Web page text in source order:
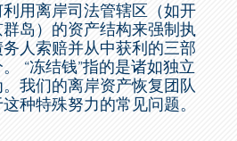
用离岸司法管辖区（如开
岛）的资产结构来强制执
人索赔并从中获利的三部
“冻结钱”指的是诸如独立
我们的离岸资产恢复团队
种特殊努力的常见问题。